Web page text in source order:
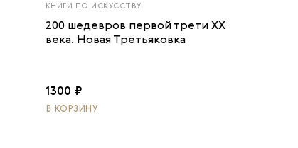
КНИГИ ПО ИСКУССТВУ
200 шедевров первой трети ХХ
века. Новая Третьяковка
1300 ₽
В КОРЗИНУ